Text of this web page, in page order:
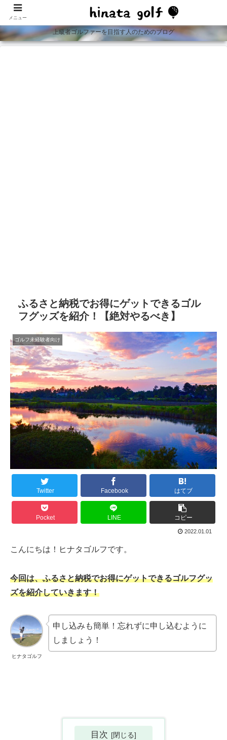
上級者ゴルファーを目指す人のためのブログ
ふるさと納税でお得にゲットできるゴル
フグッズを紹介！【絶対やるべき】
ゴルフ未経験者向け
Twitter Facebook はてブ
Pocket LINE コピー
2022.01.01
こんにちは！ヒナタゴルフです。
今回は、ふるさと納税でお得にゲットできるゴルフグッ
ズを紹介していきます！
ヒナタゴルフ
申し込みも簡単！忘れずに申し込むように
しましょう！
目次
メニュー